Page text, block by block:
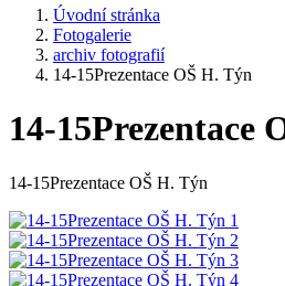
Úvodní stránka
Fotogalerie
archiv fotografií
14-15Prezentace OŠ H. Týn
14-15Prezentace
14-15Prezentace OŠ H. Týn